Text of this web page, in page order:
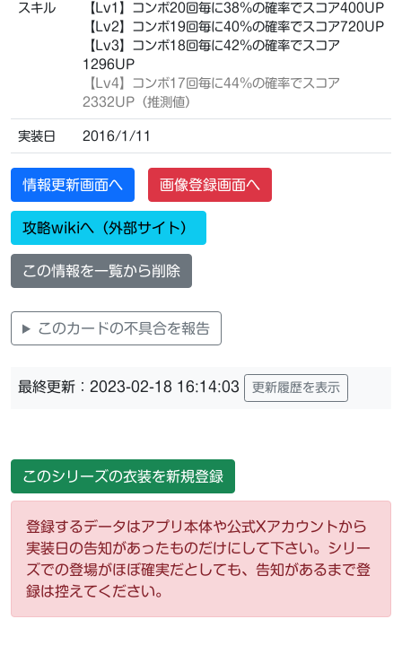
スキル
【Lv1】コンボ20回毎に38％の確率でスコア400UP
【Lv2】コンボ19回毎に40％の確率でスコア720UP
【Lv3】コンボ18回毎に42％の確率でスコア
1296UP
【Lv4】コンボ17回毎に44％の確率でスコア
2332UP（推測値）
実装日 2016/1/11
情報更新画面へ 画像登録画面へ
攻略wikiへ（外部サイト）
この情報を一覧から削除
このカードの不具合を報告
最終更新：2023-02-18 16:14:03 更新履歴を表示
このシリーズの衣装を新規登録
登録するデータはアプリ本体や公式Xアカウントから
実装日の告知があったものだけにして下さい。シリー
ズでの登場がほぼ確実だとしても、告知があるまで登
録は控えてください。